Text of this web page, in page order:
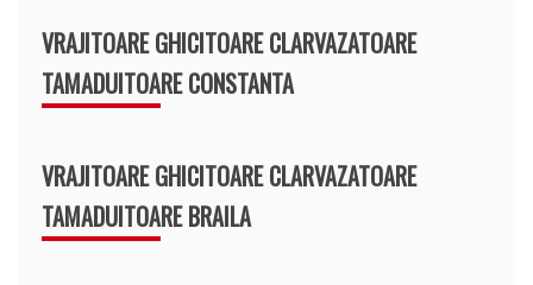
VRAJITOARE GHICITOARE CLARVAZATOARE
TAMADUITOARE CONSTANTA
VRAJITOARE GHICITOARE CLARVAZATOARE
TAMADUITOARE BRAILA